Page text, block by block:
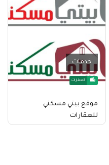
خدمات
العقارات
موقع بيتي مسكني
للعقارات